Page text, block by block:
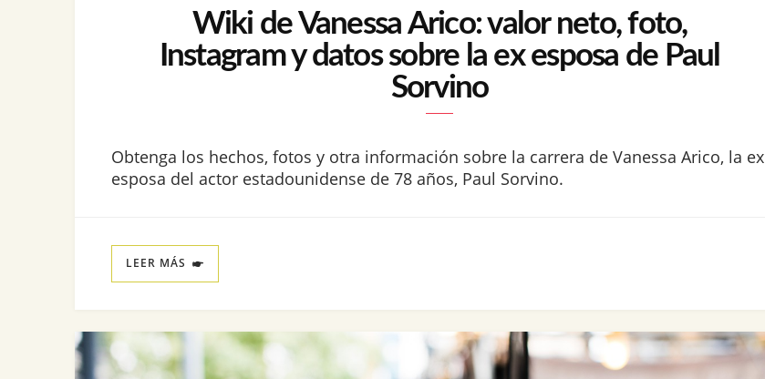
Wiki de Vanessa Arico: valor neto, foto,
Instagram y datos sobre la ex esposa de Paul
Sorvino
Obtenga los hechos, fotos y otra información sobre la carrera de Vanessa Arico, la ex
esposa del actor estadounidense de 78 años, Paul Sorvino.
LEER MÁS